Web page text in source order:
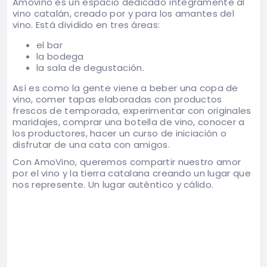
vino catalán, creado por y para los amantes del
vino. Está dividido en tres áreas:
el bar
la bodega
la sala de degustación.
Así es como la gente viene a beber una copa de
vino, comer tapas elaboradas con productos
frescos de temporada, experimentar con originales
maridajes, comprar una botella de vino, conocer a
los productores, hacer un curso de iniciación o
disfrutar de una cata con amigos.
Con AmoVino, queremos compartir nuestro amor
por el vino y la tierra catalana creando un lugar que
nos represente. Un lugar auténtico y cálido.